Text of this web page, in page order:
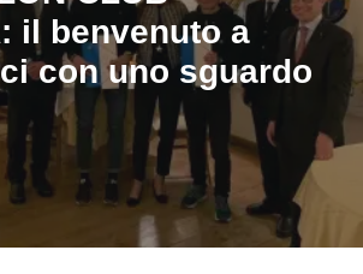
il benvenuto a
con uno sguardo